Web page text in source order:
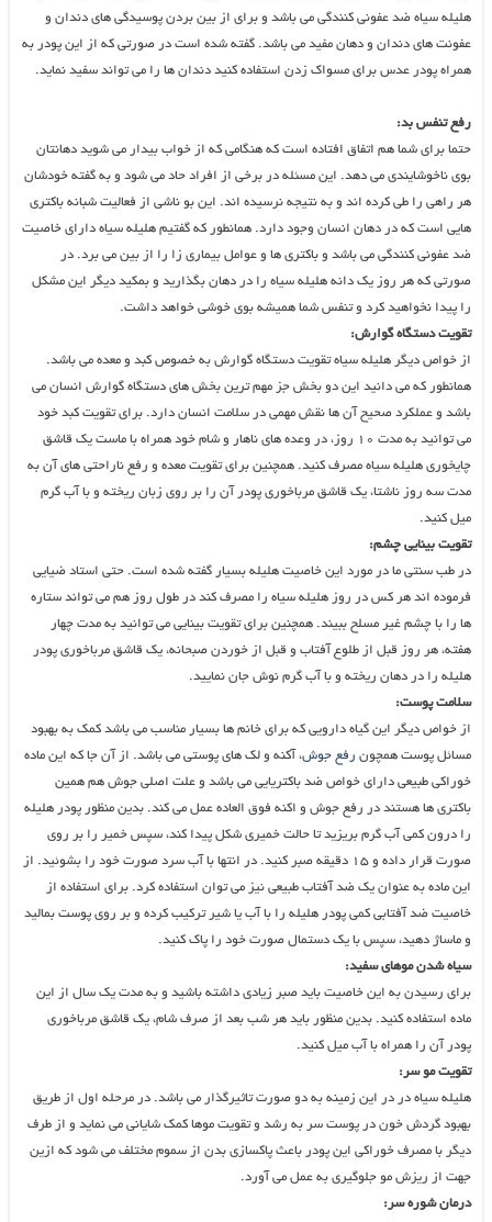
هلیله سیاه ضد عفونی کنندگی می باشد و برای از بین بردن پوسیدگی های دندان و
عفونت های دندان و دهان مفید می باشد. گفته شده است در صورتی که از این پودر به
همراه پودر عدس برای مسواک زدن استفاده کنید دندان ها را می تواند سفید نماید.
رفع تنفس بد:
حتما برای شما هم اتفاق افتاده است که هنگامی که از خواب بیدار می شوید دهانتان
بوی ناخوشایندی می دهد. این مسئله در برخی از افراد حاد می شود و به گفته خودشان
هر راهی را طی کرده اند و به نتیجه نرسیده اند. این بو ناشی از فعالیت شبانه باکتری
هایی است که در دهان انسان وجود دارد. همانطور که گفتیم هلیله سیاه دارای خاصیت
ضد عفونی کنندگی می باشد و باکتری ها و عوامل بیماری زا را از بین می برد. در
صورتی که هر روز یک دانه هلیله سیاه را در دهان بگذارید و بمکید دیگر این مشکل
را پیدا نخواهید کرد و تنفس شما همیشه بوی خوشی خواهد داشت.
تقویت دستگاه گوارش:
از خواص دیگر هلیله سیاه تقویت دستگاه گوارش به خصوص کبد و معده می باشد.
همانطور که می دانید این دو بخش جز مهم ترین بخش های دستگاه گوارش انسان می
باشد و عملکرد صحیح آن ها نقش مهمی در سلامت انسان دارد. برای تقویت کبد خود
می توانید به مدت ۱۰ روز، در وعده های ناهار و شام خود همراه با ماست یک قاشق
چایخوری هلیله سیاه مصرف کنید. همچنین برای تقویت معده و رفع ناراحتی های آن به
مدت سه روز ناشتا، یک قاشق مرباخوری پودر آن را بر روی زبان ریخته و با آب گرم
میل کنید.
تقویت بینایی چشم:
در طب سنتی ما در مورد این خاصیت هلیله بسیار گفته شده است. حتی استاد ضیایی
فرموده اند هر کس در روز هلیله سیاه را مصرف کند در طول روز هم می تواند ستاره
ها را با چشم غیر مسلح ببیند. همچنین برای تقویت بینایی می توانید به مدت چهار
هفته، هر روز قبل از طلوع آفتاب و قبل از خوردن صبحانه، یک قاشق مرباخوری پودر
هلیله را در دهان ریخته و با آب گرم نوش جان نمایید.
سلامت پوست:
از خواص دیگر این گیاه دارویی که برای خانم ها بسیار مناسب می باشد کمک به بهبود
مسائل پوست همچون رفع جوش، آکنه و لک های پوستی می باشد. از آن جا که این ماده
خوراکی طبیعی دارای خواص ضد باکتریایی می باشد و علت اصلی جوش هم همین
باکتری ها هستند در رفع جوش و اکنه فوق العاده عمل می کند. بدین منظور پودر هلیله
را درون کمی آب گرم بریزید تا حالت خمیری شکل پیدا کند، سپس خمیر را بر روی
صورت قرار داده و ۱۵ دقیقه صبر کنید. در انتها با آب سرد صورت خود را بشوئید. از
این ماده به عنوان یک ضد آفتاب طبیعی نیز می توان استفاده کرد. برای استفاده از
خاصیت ضد آفتابی کمی پودر هلیله را با آب یا شیر ترکیب کرده و بر روی پوست بمالید
و ماساژ دهید، سپس با یک دستمال صورت خود را پاک کنید.
سیاه شدن موهای سفید:
برای رسیدن به این خاصیت باید صبر زیادی داشته باشید و به مدت یک سال از این
ماده استفاده کنید. بدین منظور باید هر شب بعد از صرف شام، یک قاشق مرباخوری
پودر آن را همراه با آب میل کنید.
تقویت مو سر:
هلیله سیاه در در این زمینه به دو صورت تاثیرگذار می باشد. در مرحله اول از طریق
بهبود گردش خون در پوست سر به رشد و تقویت موها کمک شایانی می نماید و از طرف
دیگر با مصرف خوراکی این پودر باعث پاکسازی بدن از سموم مختلف می شود که ازین
جهت از ریزش مو جلوگیری به عمل می آورد.
درمان شوره سر: